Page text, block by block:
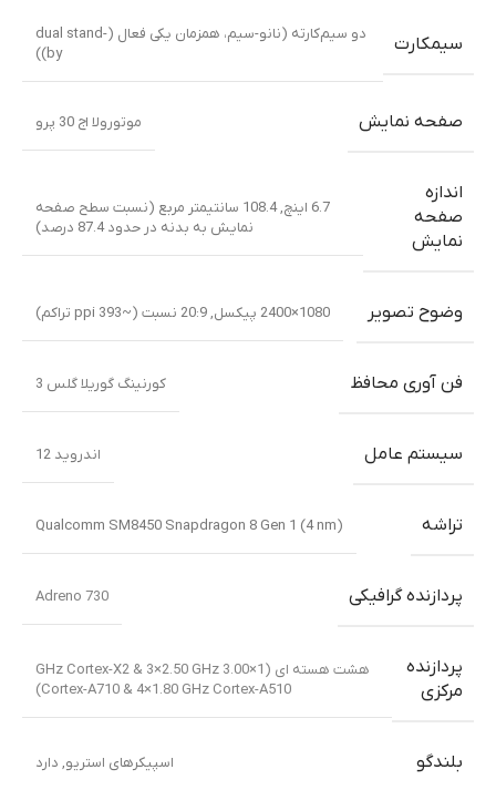
سیمکارت
دو سیم‌کارته (نانو-سیم، همزمان یکی فعال (dual stand-
by))
صفحه نمایش موتورولا اج 30 پرو
اندازه
صفحه
نمایش
6.7 اینچ, 108.4 سانتیمتر مربع (نسبت سطح صفحه
نمایش به بدنه در حدود 87.4 درصد)
وضوح تصویر 1080×2400 پیکسل, 20:9 نسبت (~393 ppi تراکم)
فن آوری محافظ کورنینگ گوریلا گلس 3
سیستم عامل اندروید 12
تراشه Qualcomm SM8450 Snapdragon 8 Gen 1 (4 nm)
پردازنده گرافیکی Adreno 730
پردازنده
مرکزی
هشت هسته ای (1×3.00 GHz Cortex-X2 & 3×2.50 GHz
Cortex-A710 & 4×1.80 GHz Cortex-A510)
بلندگو اسپیکرهای استریو, دارد